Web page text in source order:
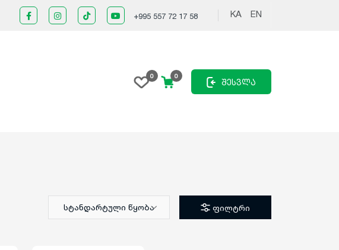
+995 557 72 17 58 KA EN
0 0
შესვლა
სტანდარტული წყობა ფილტრი